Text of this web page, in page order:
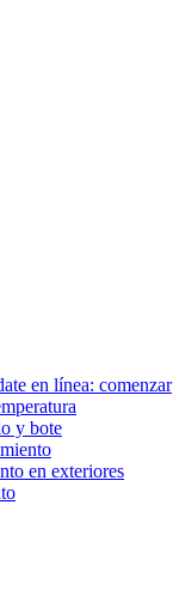
en línea: comenzar
y bote
en exteriores